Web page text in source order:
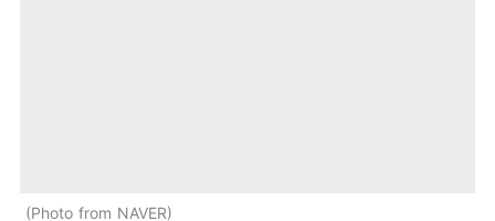
Photo from NAVER